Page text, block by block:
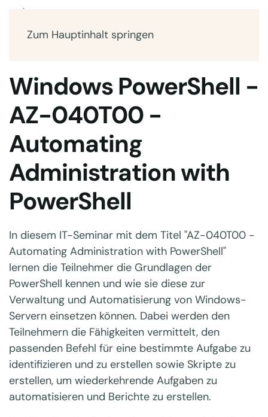
Zum Hauptinhalt springen
Windows PowerShell -
AZ-040T00 -
Automating
Administration with
PowerShell
In diesem IT-Seminar mit dem Titel "AZ-040T00 -
Automating Administration with PowerShell"
lernen die Teilnehmer die Grundlagen der
PowerShell kennen und wie sie diese zur
Verwaltung und Automatisierung von Windows-
Servern einsetzen können. Dabei werden den
Teilnehmern die Fähigkeiten vermittelt, den
passenden Befehl für eine bestimmte Aufgabe zu
identifizieren und zu erstellen sowie Skripte zu
erstellen, um wiederkehrende Aufgaben zu
automatisieren und Berichte zu erstellen.